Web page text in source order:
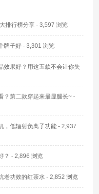
排行榜分享- 3,597 浏览
牌子好- 3,301 浏览
效果好？用这五款不会让你失
？第二款穿起来最显腿长~-
，低辐射负离子功能- 2,937
？ - 2,896 浏览
老功效的红茶水- 2,852 浏览